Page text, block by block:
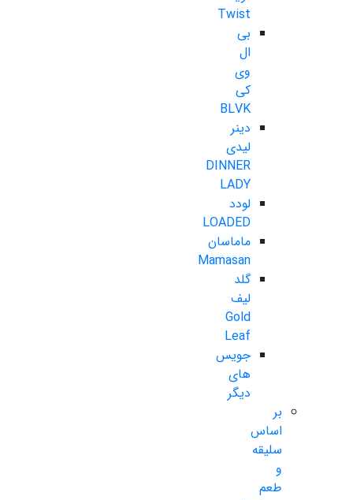
Twist
بی
ال
وی
کی
BLVK
دینر
لیدی
DINNER
LADY
لودد
LOADED
ماماسان
Mamasan
گلد
لیف
Gold
Leaf
جویس
های
دیگر
بر
اساس
سلیقه
و
طعم